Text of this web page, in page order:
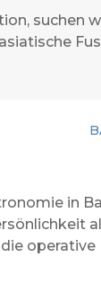
suchen
in
operative